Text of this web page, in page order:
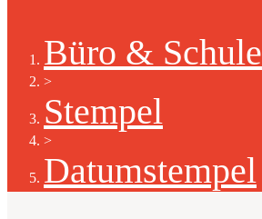
Büro & Schule
>
Stempel
>
Datumstempel